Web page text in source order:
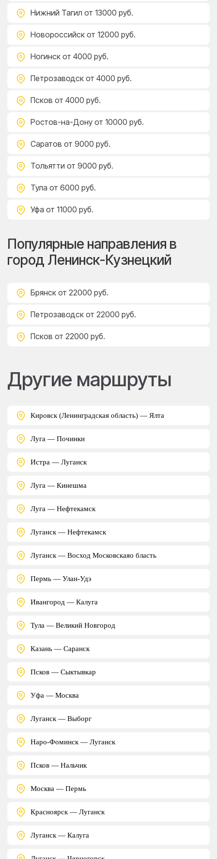
Нижний Тагил от 13000 руб.
Новороссийск от 12000 руб.
Ногинск от 4000 руб.
Петрозаводск от 4000 руб.
Псков от 4000 руб.
Ростов-на-Дону от 10000 руб.
Саратов от 9000 руб.
Тольятти от 9000 руб.
Тула от 6000 руб.
Уфа от 11000 руб.
Популярные направления в
город Ленинск-Кузнецкий
Брянск от 22000 руб.
Петрозаводск от 22000 руб.
Псков от 22000 руб.
Другие маршруты
Кировск (Ленинградская область) — Ялта
Луга — Починки
Истра — Луганск
Луга — Кинешма
Луга — Нефтекамск
Луганск — Нефтекамск
Луганск — Восход Московскаяо бласть
Пермь — Улан-Удэ
Ивангород — Калуга
Тула — Великий Новгород
Казань — Саранск
Псков — Сыктывкар
Уфа — Москва
Луганск — Выборг
Наро-Фоминск — Луганск
Псков — Нальчик
Москва — Пермь
Красноярск — Луганск
Луганск — Калуга